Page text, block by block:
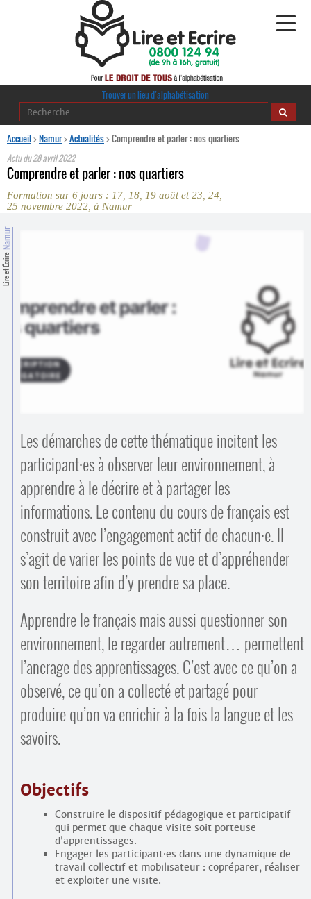
Alphabétisation
journaldelalpha.be
Ressources pédagogiques
Comprendre et parler
Bienvenue en Belgique
Trouver un lieu d’alphabétisation
Trouver un lieu d’alphabétisation
Accueil>Namur>Actualités>Comprendre et parler : nos quartiers
Actu du28 avril 2022
Comprendre et parler : nos quartiers
Formation sur 6 jours : 17, 18, 19 août et 23, 24,
25 novembre 2022, à Namur
Lire et Écrire
Namur
Les démarches de cette thématique incitent les
participant·es à observer leur environnement, à
apprendre à le décrire et à partager les
informations. Le contenu du cours de français est
construit avec l’engagement actif de chacun·e. Il
s’agit de varier les points de vue et d’appréhender
son territoire afin d’y prendre sa place.
Apprendre le français mais aussi questionner son
environnement, le regarder autrement… permettent
l’ancrage des apprentissages. C’est avec ce qu’on a
observé, ce qu’on a collecté et partagé pour
produire qu’on va enrichir à la fois la langue et les
savoirs.
Objectifs
Construire le dispositif pédagogique et participatif
qui permet que chaque visite soit porteuse
d’apprentissages.
Engager les participant·es dans une dynamique de
travail collectif et mobilisateur : copréparer, réaliser
et exploiter une visite.